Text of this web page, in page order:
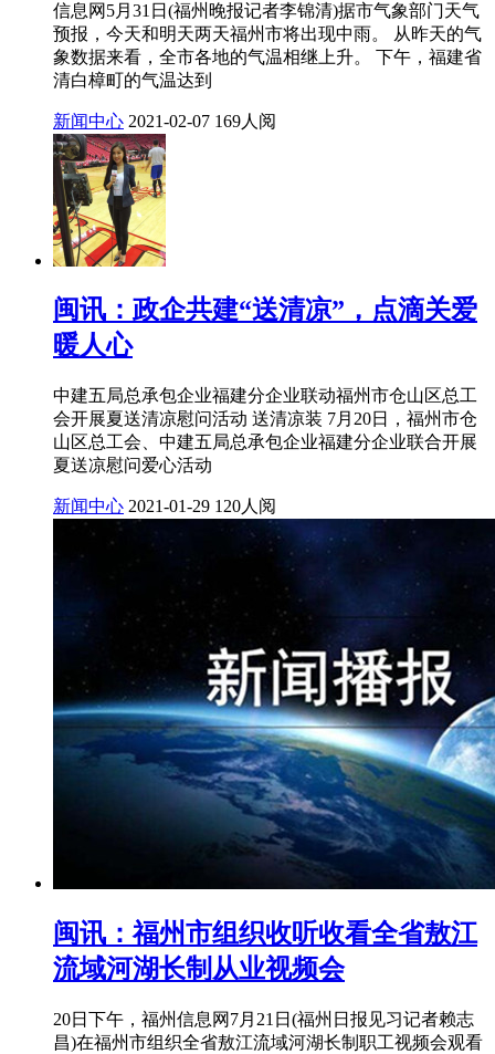
信息网5月31日(福州晚报记者李锦清)据市气象部门天气
预报，今天和明天两天福州市将出现中雨。 从昨天的气
象数据来看，全市各地的气温相继上升。 下午，福建省
清白樟町的气温达到
新闻中心 2021-02-07 169人阅
闽讯：政企共建“送清凉”，点滴关爱
暖人心
中建五局总承包企业福建分企业联动福州市仓山区总工
会开展夏送清凉慰问活动 送清凉装 7月20日，福州市仓
山区总工会、中建五局总承包企业福建分企业联合开展
夏送凉慰问爱心活动
新闻中心 2021-01-29 120人阅
闽讯：福州市组织收听收看全省敖江
流域河湖长制从业视频会
20日下午，福州信息网7月21日(福州日报见习记者赖志
昌)在福州市组织全省敖江流域河湖长制职工视频会观看